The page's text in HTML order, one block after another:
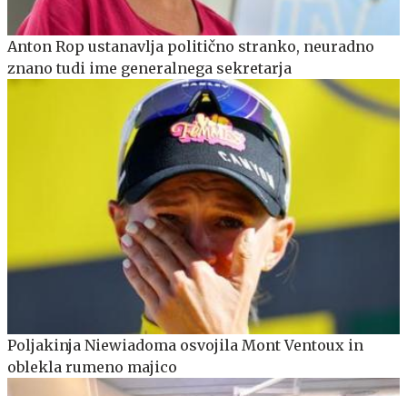
Anton Rop ustanavlja politično stranko, neuradno
znano tudi ime generalnega sekretarja
Poljakinja Niewiadoma osvojila Mont Ventoux in
oblekla rumeno majico